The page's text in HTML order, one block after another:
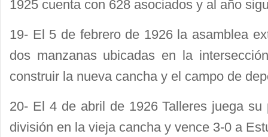
1925 cuenta con 628 asociados y al año
19- El 5 de febrero de 1926 la asamblea
dos manzanas ubicadas en la
construir la nueva cancha y el campo de
20- El 4 de abril de 1926 Talleres juega su
división en la vieja cancha y vence 3-0 a